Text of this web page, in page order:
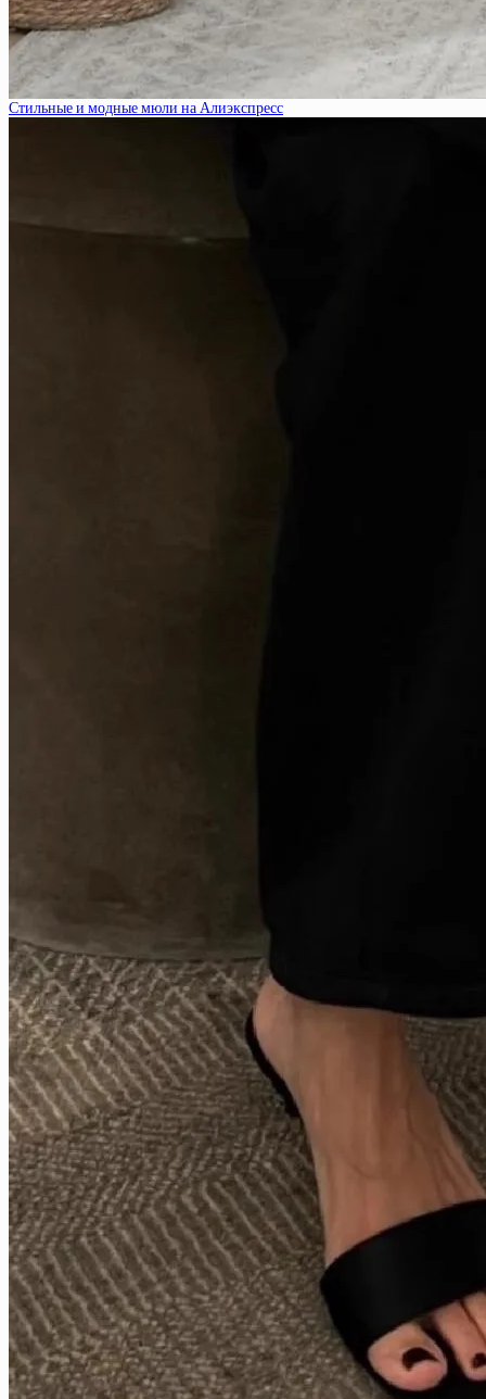
Стильные и модные мюли на Алиэкспресс